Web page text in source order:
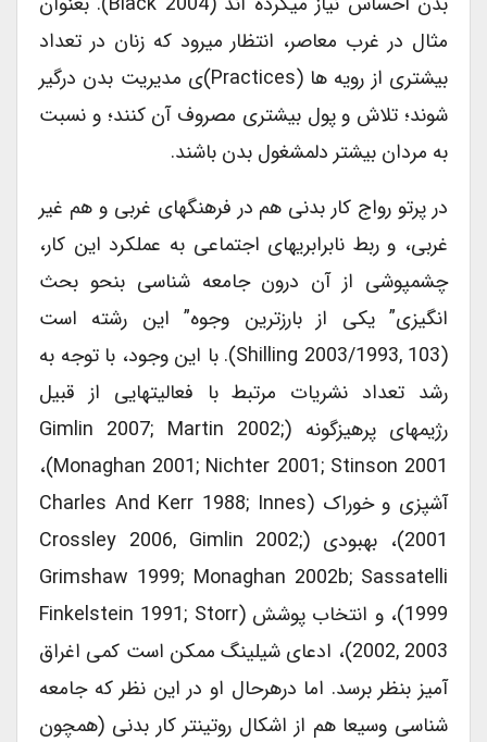
مثال در غرب معاصر، انتظار میرود که زنان در تعداد
بیشتری از رویه ها (practices)ی مدیریت بدن درگیر
شوند؛ تلاش و پول بیشتری مصروف آن کنند؛ و نسبت
به مردان بیشتر دلمشغول بدن باشند.
در پرتو رواج کار بدنی هم در فرهنگهای غربی و هم غیر
غربی، و ربط نابرابریهای اجتماعی به عملکرد این کار،
چشمپوشی از آن درون جامعه شناسی بنحو بحث
انگیزی” یکی از بارزترین وجوه” این رشته است
(Shilling 2003/1993, 103). با این وجود، با توجه به
رشد تعداد نشریات مرتبط با فعالیتهایی از قبیل
رژیمهای پرهیزگونه (Gimlin 2007; Martin 2002;
Monaghan 2001; Nichter 2001; Stinson 2001)،
آشپزی و خوراک (Charles And Kerr 1988; Innes
2001)، بهبودی (Crossley 2006, Gimlin 2002;
Grimshaw 1999; Monaghan 2002b; Sassatelli
1999)، و انتخاب پوشش (Finkelstein 1991; Storr
2002, 2003)، ادعای شیلینگ ممکن است کمی اغراق
آمیز بنظر برسد. اما درهرحال او در این نظر که جامعه
شناسی وسیعا هم از اشکال روتینتر کار بدنی (همچون